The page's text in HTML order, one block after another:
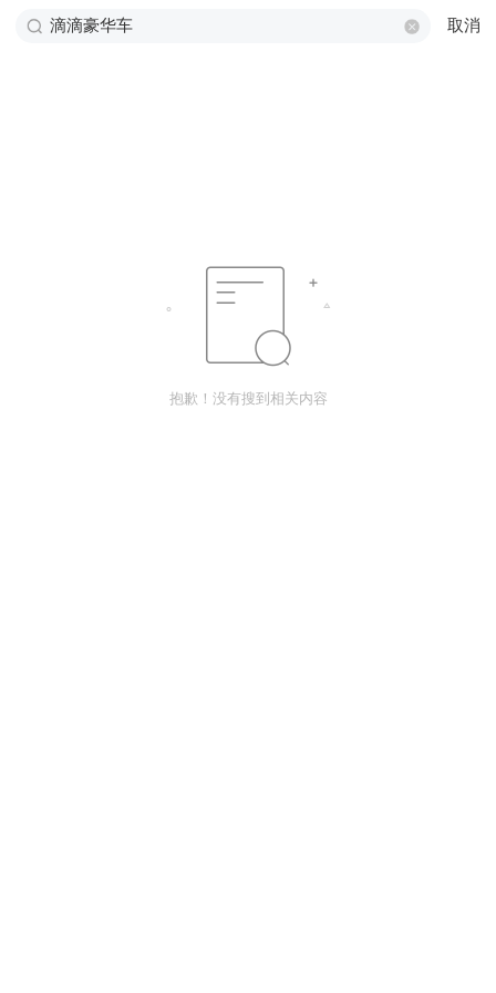
取消
抱歉！没有搜到相关内容